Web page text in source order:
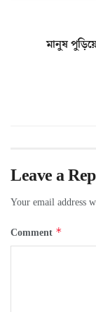
মানুষ
Leave a
Your email address
Comment *